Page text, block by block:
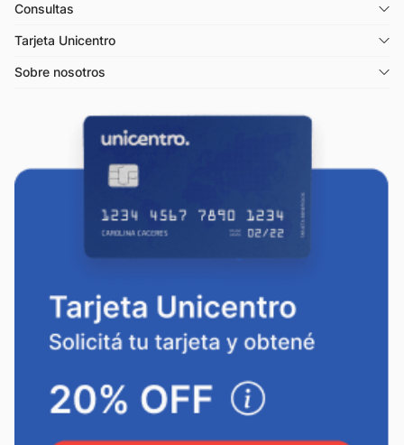
Consultas
Tarjeta Unicentro
Sobre nosotros